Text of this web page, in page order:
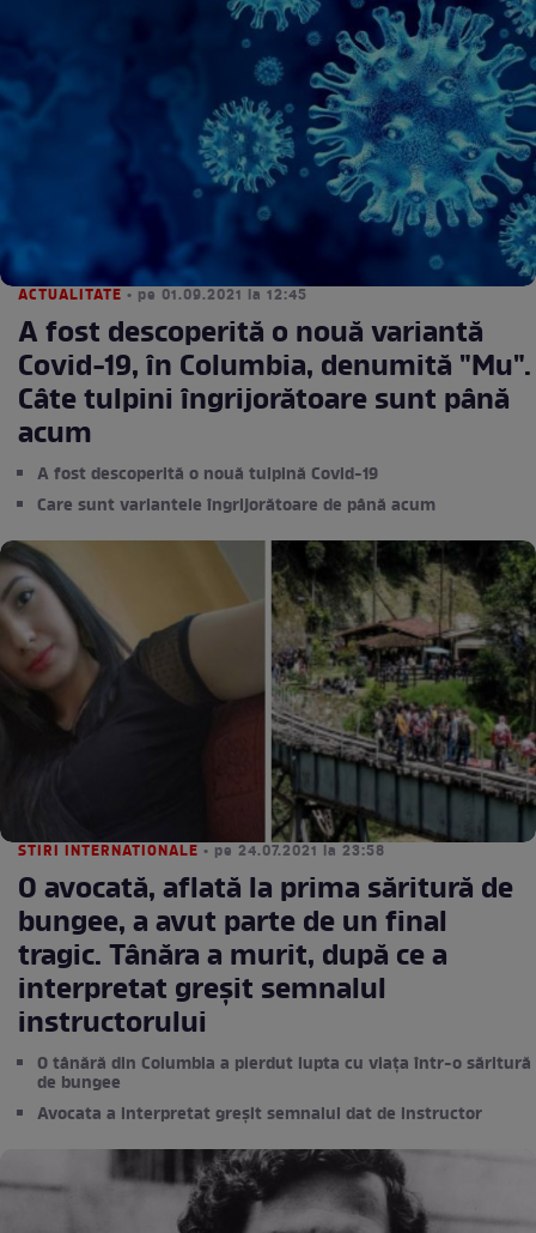
ACTUALITATE • pe 01.09.2021 la 12:45
A fost descoperită o nouă variantă
Covid-19, în Columbia, denumită "Mu".
Câte tulpini îngrijorătoare sunt până
acum
A fost descoperită o nouă tulpină Covid-19
Care sunt variantele îngrijorătoare de până acum
STIRI INTERNATIONALE • pe 24.07.2021 la 23:58
O avocată, aflată la prima săritură de
bungee, a avut parte de un final
tragic. Tânăra a murit, după ce a
interpretat greșit semnalul
instructorului
O tânără din Columbia a pierdut lupta cu viața într-o săritură
de bungee
Avocata a interpretat greșit semnalul dat de instructor